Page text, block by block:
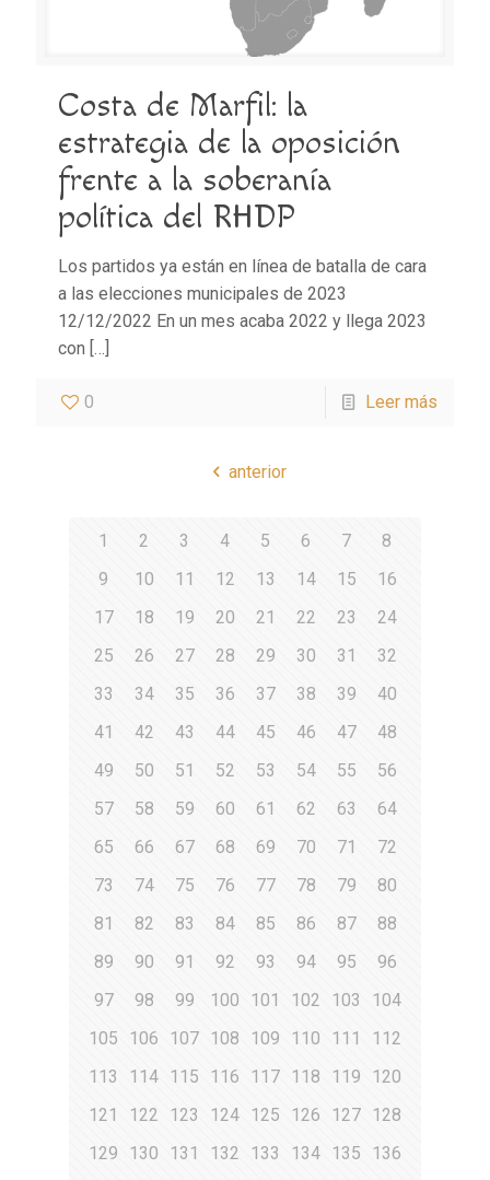
Costa de Marfil: la
estrategia de la oposición
frente a la soberanía
política del RHDP
Los partidos ya están en línea de batalla de cara
a las elecciones municipales de 2023
12/12/2022 En un mes acaba 2022 y llega 2023
con […]
0 Leer más
anterior
1 2 3 4 5 6 7
8
9
10 11 12 13 14 15
16
17
18 19 20 21 22 23
24
25
26 27 28 29 30 31
32
33
34 35 36 37 38 39
40
41
42 43 44 45 46 47
48
49
50 51 52 53 54 55
56
57
58 59 60 61 62 63
64
65
66 67 68 69 70 71
72
73
74 75 76 77 78 79
80
81
82 83 84 85 86 87
88
89
90 91 92 93 94 95
96
97
98 99 100 101 102 103
104
105
106 107 108 109 110 111
112
113
114 115 116 117 118 119
120
121
122 123 124 125 126 127 128
129
130 131 132 133 134 135
136